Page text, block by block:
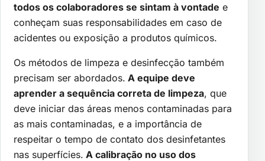
todos os colaboradores se sintam à vontade e
conheçam suas responsabilidades em caso de
acidentes ou exposição a produtos químicos.
Os métodos de limpeza e desinfecção também
precisam ser abordados. A equipe deve
aprender a sequência correta de limpeza, que
deve iniciar das áreas menos contaminadas para
as mais contaminadas, e a importância de
respeitar o tempo de contato dos desinfetantes
nas superfícies. A calibração no uso dos